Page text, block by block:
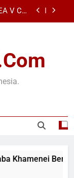
V Cup
2026
Ini
Khamenei